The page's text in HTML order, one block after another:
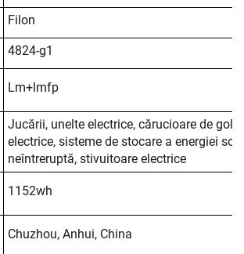
Filon
4824-g1
Lm+lmfp
Jucării, unelte electrice, cărucioare de
electrice, sisteme de stocare a energiei
neîntreruptă, stivuitoare electrice
1152wh
Chuzhou, Anhui, China